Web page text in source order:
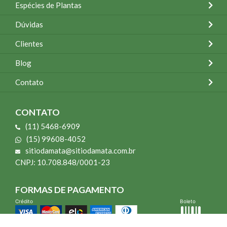
Espécies de Plantas
Dúvidas
Clientes
Blog
Contato
CONTATO
(11) 5468-6909
(15) 99608-4052
sitiodamata@sitiodamata.com.br
CNPJ: 10.708.848/0001-23
FORMAS DE PAGAMENTO
Crédito Boleto